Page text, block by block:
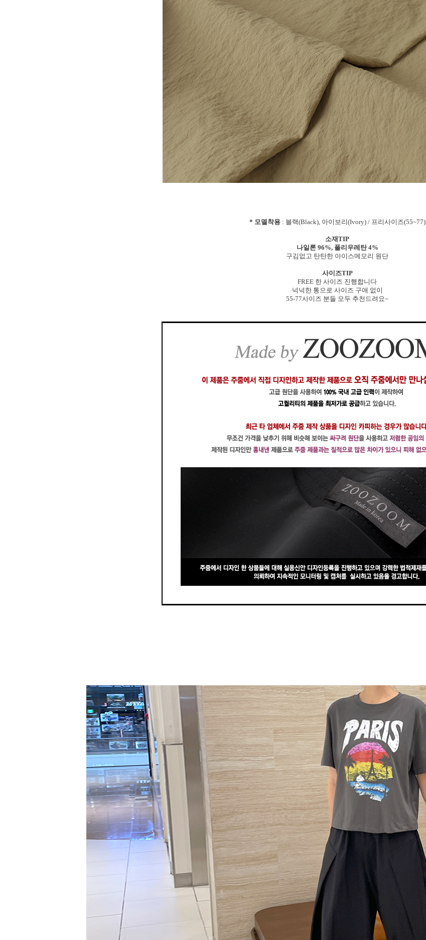
* 모델착용: 블랙(Black), 아이보리(Ivory) / 프리사이즈(55~77)
소재TIP
나일론 96%, 폴리우레탄 4%
구김없고 탄탄한 아이스메모리 원단
사이즈TIP
FREE 한 사이즈 진행합니다
넉넉한 통으로 사이즈 구애 없이
55-77사이즈 분들 모두 추천드려요~